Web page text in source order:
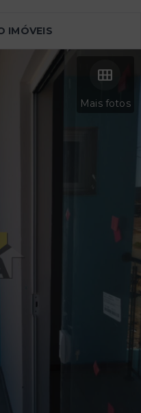
IMÓVEIS
Mais fotos